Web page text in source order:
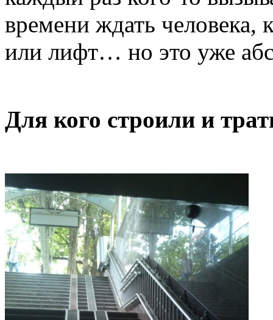
времени ждать
или лифт… но это уже
Для кого строили и